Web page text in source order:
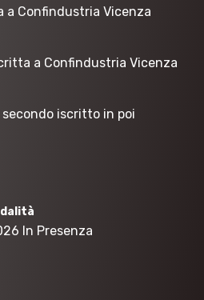
a Confindustria Vicenza
a Confindustria Vicenza
secondo iscritto in poi
In Presenza